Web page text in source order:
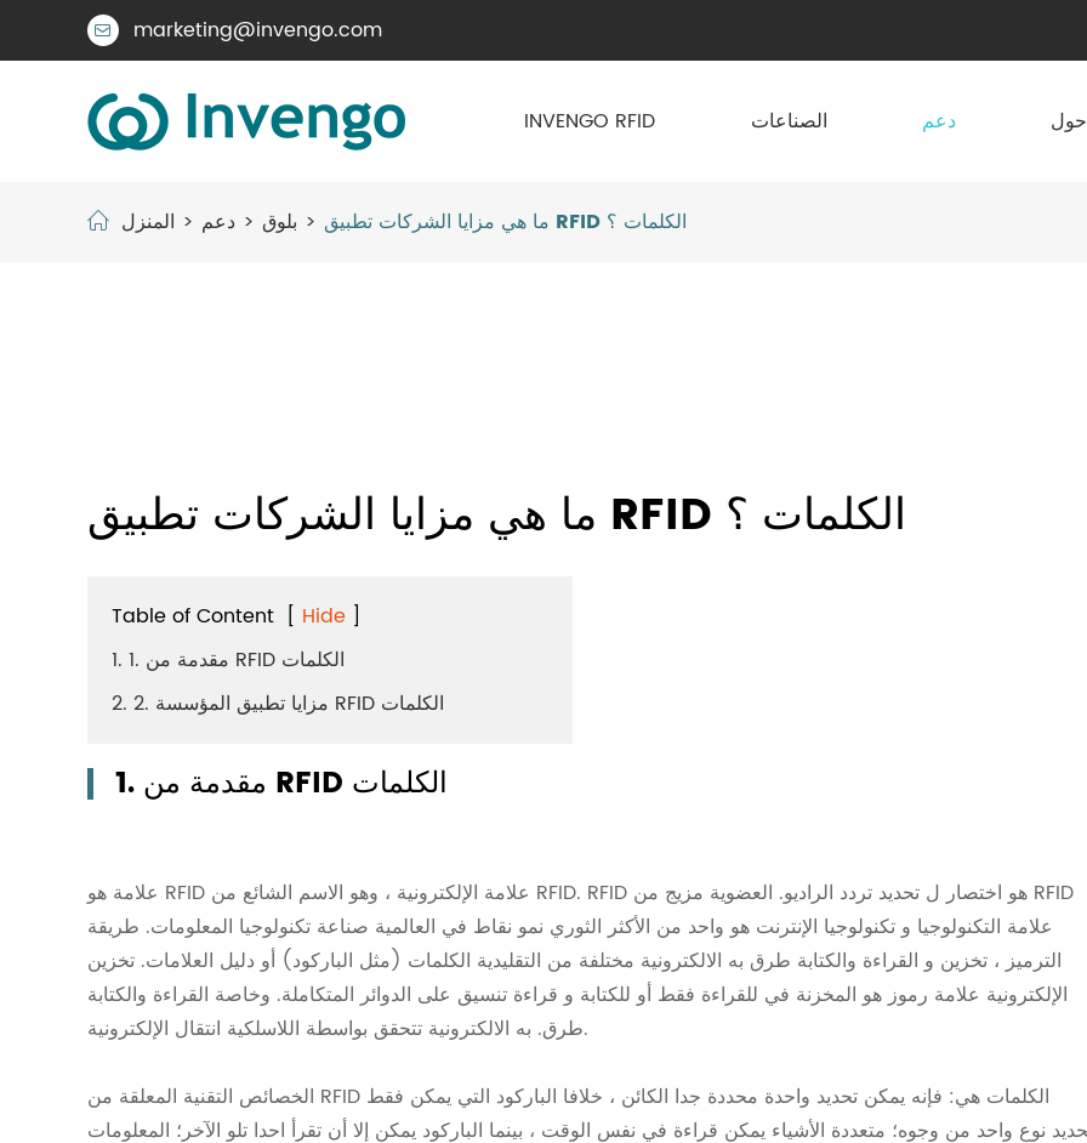
 marketing@invengo.com
INVENGO RFID الصناعات دعم
المنزل دعم بلوق ما هي مزايا الشركات تطبيق RFID الكلمات ؟
ما هي مزايا الشركات تطبيق RFID الكلمات ؟
Table of Content [ Hide ]
1. 1. مقدمة من RFID الكلمات
2. 2. مزايا تطبيق المؤسسة RFID الكلمات
1. مقدمة من RFID الكلمات
علامة هو RFID علامة الإلكترونية ، وهو الاسم الشائع من RFID. RFID هو اختصار ل تحديد تردد الراديو. العضوية مزيج من RFID
علامة التكنولوجيا و تكنولوجيا الإنترنت هو واحد من الأكثر الثوري نمو نقاط في العالمية صناعة تكنولوجيا المعلومات. طريقة
الترميز ، تخزين و القراءة والكتابة طرق به الالكترونية مختلفة من التقليدية الكلمات (مثل الباركود) أو دليل العلامات. تخزين
الإلكترونية علامة رموز هو المخزنة في للقراءة فقط أو للكتابة و قراءة تنسيق على الدوائر المتكاملة. وخاصة القراءة والكتابة
طرق. به الالكترونية تتحقق بواسطة اللاسلكية انتقال الإلكترونية.
الخصائص التقنية المعلقة من RFID الكلمات هي: فإنه يمكن تحديد واحدة محددة جدا الكائن ، خلافا الباركود التي يمكن فقط
نوع واحد من وجوه؛ متعددة الأشياء يمكن قراءة في نفس الوقت ، بينما الباركود يمكن إلا أن تقرأ احدا تلو الآخر؛ المعلومات